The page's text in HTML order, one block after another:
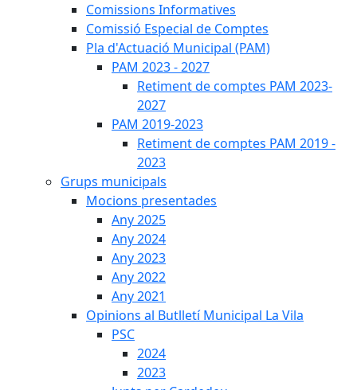
Comissions Informatives
Comissió Especial de Comptes
Pla d'Actuació Municipal (PAM)
PAM 2023 - 2027
Retiment de comptes PAM 2023-
2027
PAM 2019-2023
Retiment de comptes PAM 2019 -
2023
Grups municipals
Mocions presentades
Any 2025
Any 2024
Any 2023
Any 2022
Any 2021
Opinions al Butlletí Municipal La Vila
PSC
2024
2023